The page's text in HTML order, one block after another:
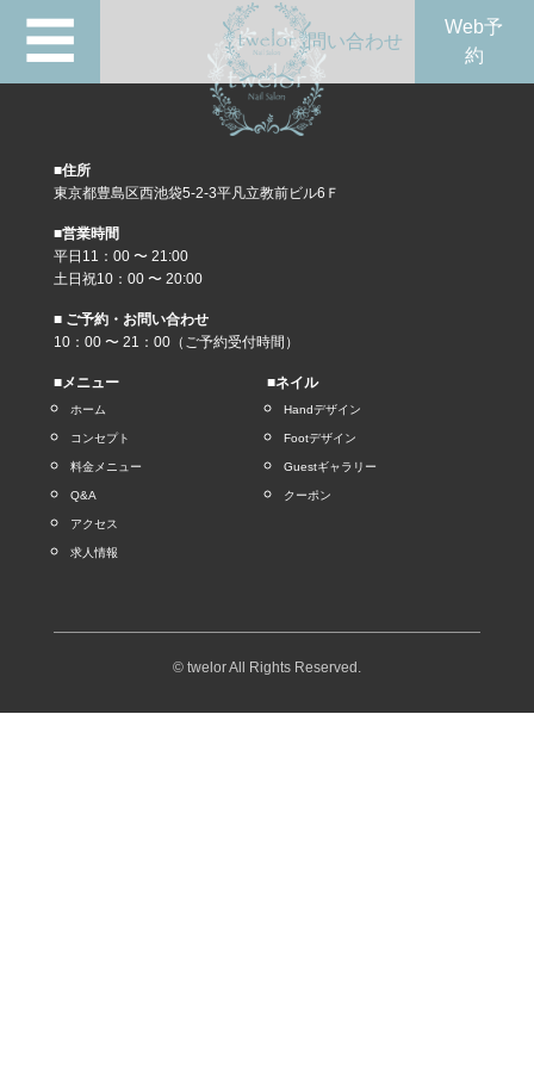
☰ 問い合わせ
Web予
約
■住所
東京都豊島区西池袋5-2-3平凡立教前ビル6Ｆ
■営業時間
平日11：00 〜 21:00
土日祝10：00 〜 20:00
■ ご予約・お問い合わせ
10：00 〜 21：00（ご予約受付時間）
■メニュー
ホーム
コンセプト
料金メニュー
Q&A
アクセス
求人情報
■ネイル
Handデザイン
Footデザイン
Guestギャラリー
クーポン
© twelor All Rights Reserved.